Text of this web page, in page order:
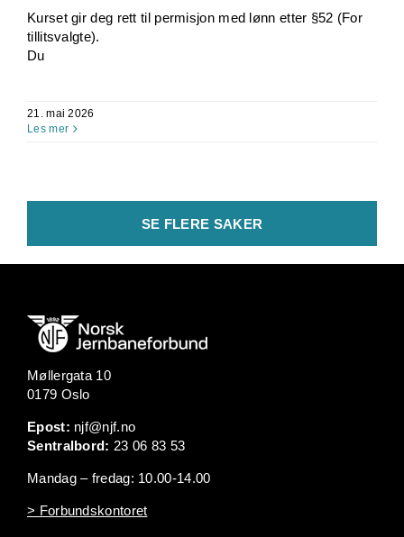
Kurset gir deg rett til permisjon med lønn etter §52 (For
tillitsvalgte).
Du
21. mai 2026
Les mer
SE FLERE SAKER
Møllergata 10
0179 Oslo
Epost: njf@njf.no
Sentralbord: 23 06 83 53
Mandag – fredag: 10.00-14.00
> Forbundskontoret